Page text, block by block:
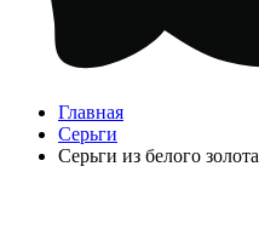
Главная
Серьги
Серьги из белого